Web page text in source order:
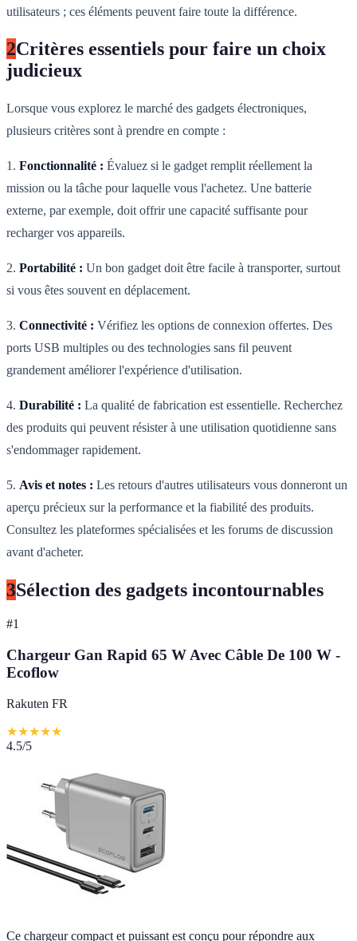
utilisateurs ; ces éléments peuvent faire toute la différence.
2Critères essentiels pour faire un choix
judicieux
Lorsque vous explorez le marché des gadgets électroniques,
plusieurs critères sont à prendre en compte :
1. Fonctionnalité : Évaluez si le gadget remplit réellement la
mission ou la tâche pour laquelle vous l'achetez. Une batterie
externe, par exemple, doit offrir une capacité suffisante pour
recharger vos appareils.
2. Portabilité : Un bon gadget doit être facile à transporter, surtout
si vous êtes souvent en déplacement.
3. Connectivité : Vérifiez les options de connexion offertes. Des
ports USB multiples ou des technologies sans fil peuvent
grandement améliorer l'expérience d'utilisation.
4. Durabilité : La qualité de fabrication est essentielle. Recherchez
des produits qui peuvent résister à une utilisation quotidienne sans
s'endommager rapidement.
5. Avis et notes : Les retours d'autres utilisateurs vous donneront un
aperçu précieux sur la performance et la fiabilité des produits.
Consultez les plateformes spécialisées et les forums de discussion
avant d'acheter.
3Sélection des gadgets incontournables
#1
Chargeur Gan Rapid 65 W Avec Câble De 100 W -
Ecoflow
Rakuten FR
★★★★★
4.5/5
Ce chargeur compact et puissant est conçu pour répondre aux